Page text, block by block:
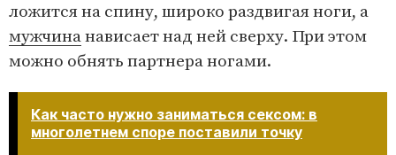
ложится на спину, широко раздвигая ноги, а
мужчинанависает над ней сверху. При этом
можно обнять партнера ногами.
Как часто нужно заниматься сексом: в
многолетнем споре поставили точку